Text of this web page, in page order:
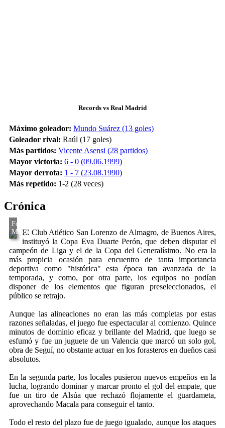
Records vs Real Madrid
Máximo goleador: Mundo Suárez (13 goles)
Goleador rival: Raúl (17 goles)
Más partidos: Vicente Asensi (28 partidos)
Mayor victoria: 6 - 0 (09.06.1999)
Mayor derrota: 1 - 7 (23.08.1990)
Más repetido: 1-2 (28 veces)
Crónica
El Club Atlético San Lorenzo de Almagro, de Buenos Aires,
instituyó la Copa Eva Duarte Perón, que deben disputar el
campeón de Liga y el de la Copa del Generalísimo. No era la
más propicia ocasión para encuentro de tanta importancia
deportiva como "histórica" esta época tan avanzada de la
temporada, y como, por otra parte, los equipos no podían
disponer de los elementos que figuran preseleccionados, el
público se retrajo.
Aunque las alineaciones no eran las más completas por estas
razones señaladas, el juego fue espectacular al comienzo. Quince
minutos de dominio eficaz y brillante del Madrid, que luego se
esfumó y fue un juguete de un Valencia que marcó un solo gol,
obra de Seguí, no obstante actuar en los forasteros en dueños casi
absolutos.
En la segunda parte, los locales pusieron nuevos empeños en la
lucha, logrando dominar y marcar pronto el gol del empate, que
fue un tiro de Alsúa que rechazó flojamente el guardameta,
aprovechando Macala para conseguir el tanto.
Todo el resto del plazo fue de juego igualado, aunque los ataques